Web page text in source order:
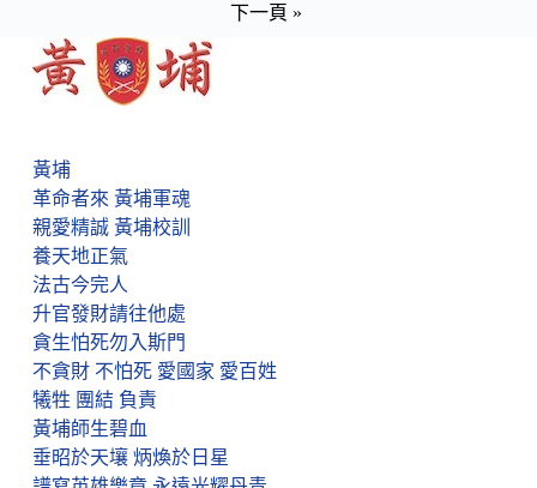
下一頁 »
黃埔
革命者來 黃埔軍魂
親愛精誠 黃埔校訓
養天地正氣
法古今完人
升官發財請往他處
貪生怕死勿入斯門
不貪財 不怕死 愛國家 愛百姓
犧牲 團結 負責
黃埔師生碧血
垂昭於天壤 炳煥於日星